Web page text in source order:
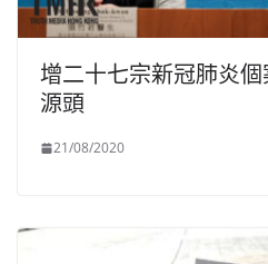
增二十七宗新冠肺炎
源頭
21/08/2020